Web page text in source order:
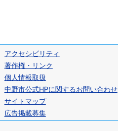
アクセシビリティ
著作権・リンク
個人情報取扱
中野市公式HPに関するお問い合わせ
サイトマップ
広告掲載募集